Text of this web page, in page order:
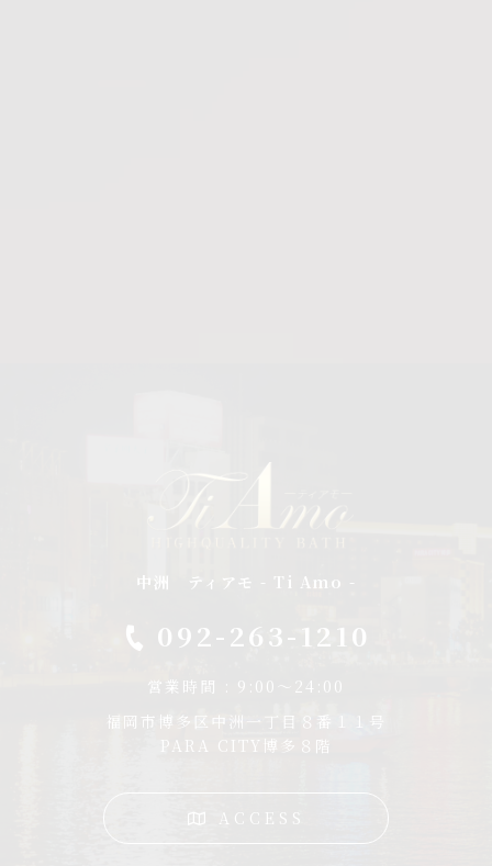
中洲 ティアモ - Ti Amo -
092-263-1210
営業時間 : 9:00～24:00
福岡市博多区中洲一丁目８番１１号
PARA CITY博多８階
ACCESS